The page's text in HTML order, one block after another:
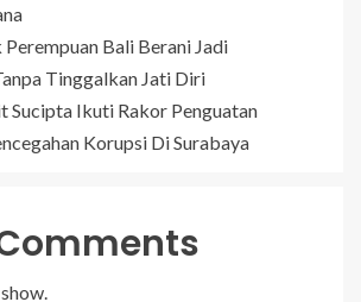
Bali Berani Jadi
Tinggalkan Jati Diri
Sucipta Ikuti Rakor Penguatan
Korupsi Di Surabaya